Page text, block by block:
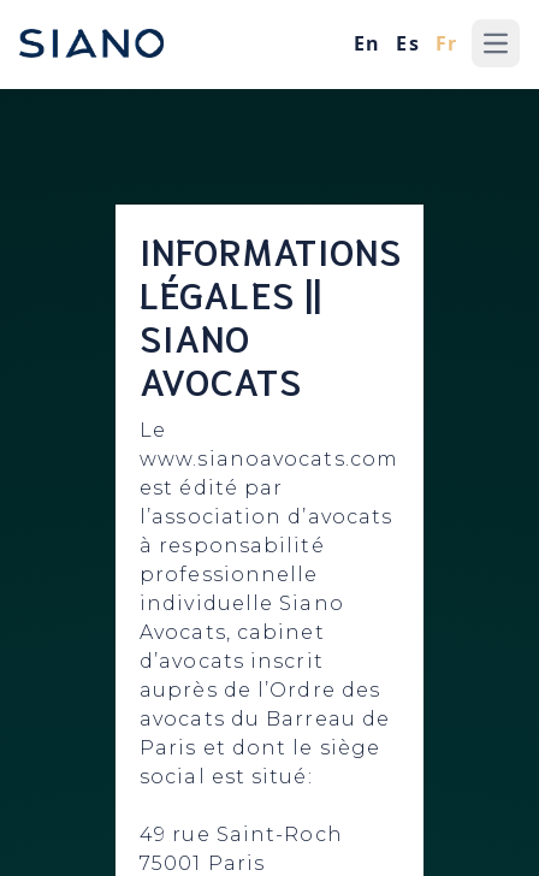
En Es Fr
INFORMATIONS
LÉGALES ||
SIANO
AVOCATS
Le
www.sianoavocats.com
est édité par
l’association d’avocats
à responsabilité
professionnelle
individuelle Siano
Avocats, cabinet
d’avocats inscrit
auprès de l’Ordre des
avocats du Barreau de
Paris et dont le siège
social est situé:
49 rue Saint-Roch
75001 Paris